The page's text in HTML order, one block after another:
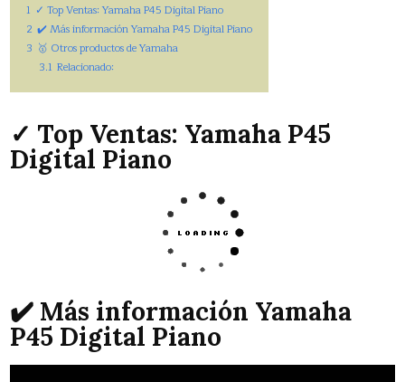
1 ✓ Top Ventas: Yamaha P45 Digital Piano
2 ✔️ Más información Yamaha P45 Digital Piano
3 🥇 Otros productos de Yamaha
3.1 Relacionado:
✓ Top Ventas: Yamaha P45
Digital Piano
✔️ Más información Yamaha
P45 Digital Piano